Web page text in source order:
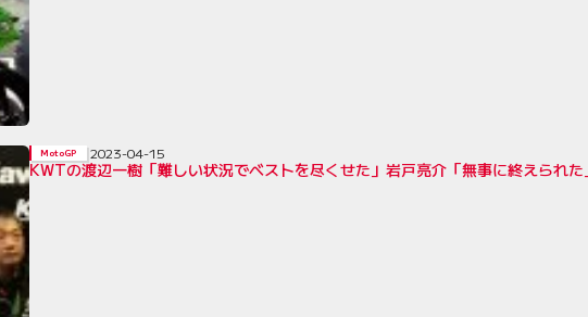
KWTの渡辺一樹「難しい状況でベストを尽くせた」岩戸亮介「無事に終えられ
MotoGP 2023-04-15